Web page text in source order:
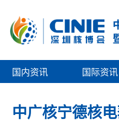
国内资讯 国际资讯
中广核宁德核